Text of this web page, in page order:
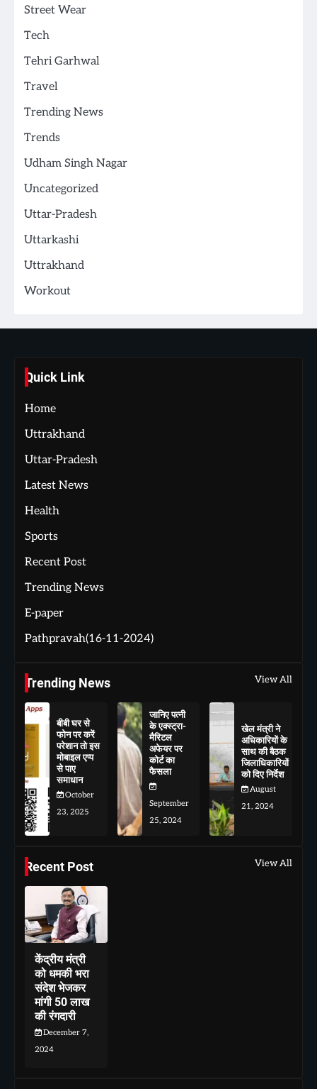
Street Wear
Tech
Tehri Garhwal
Travel
Trending News
Trends
Udham Singh Nagar
Uncategorized
Uttar-Pradesh
Uttarkashi
Uttrakhand
Workout
Quick Link
Home
Uttrakhand
Uttar-Pradesh
Latest News
Health
Sports
Recent Post
Trending News
E-paper
Pathpravah(16-11-2024)
Trending News View All
बीबी घर से
फोन पर करें
परेशान तो इस
मोबाइल एप्प
से पाए
समाधान
October
23, 2025
जानिए पत्नी
के एक्स्ट्रा-
मैरिटल
अफेयर पर
कोर्ट का
फैसला
September
25, 2024
खेल मंत्री ने
अधिकारियों के
साथ की बैठक
जिलाधिकारियों
को दिए निर्देश
August
21, 2024
Recent Post View All
केंद्रीय मंत्री
को धमकी भरा
संदेश भेजकर
मांगी 50 लाख
की रंगदारी
December 7,
2024